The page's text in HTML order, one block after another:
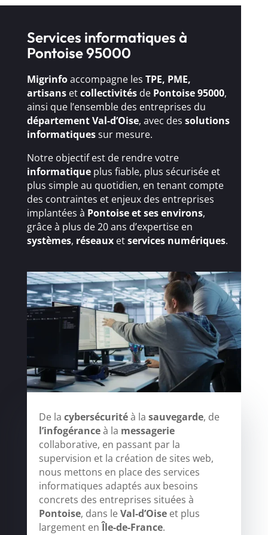
Services informatiques à
Pontoise 95000
Migrinfoaccompagne les TPE, PME,
artisansetcollectivitésde Pontoise 95000,
ainsi que l’ensemble des entreprises du
département Val-d’Oise, avec des solutions
informatiquessur mesure.
Notre objectif est de rendre votre
informatiqueplus fiable, plus sécurisée et
plus simple au quotidien, en tenant compte
des contraintes et enjeux des entreprises
implantées à Pontoise et ses environs,
grâce à plus de 20 ans d’expertise en
systèmes, réseauxetservices numériques.
De la cybersécuritéà la sauvegarde, de
l’infogéranceà la messagerie
collaborative, en passant par la
supervision et la création de sites web,
nous mettons en place des services
informatiques adaptés aux besoins
concrets des entreprises situées à
Pontoise, dans leVal-d’Oiseet plus
largement enÎle-de-France.